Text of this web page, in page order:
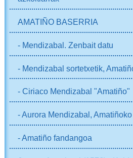
AMATIÑO BASERRIA
- Mendizabal. Zenbait datu
- Mendizabal sortetxetik,
- Ciriaco Mendizabal "Amatiño"
- Aurora Mendizabal,
- Amatiño fandangoa